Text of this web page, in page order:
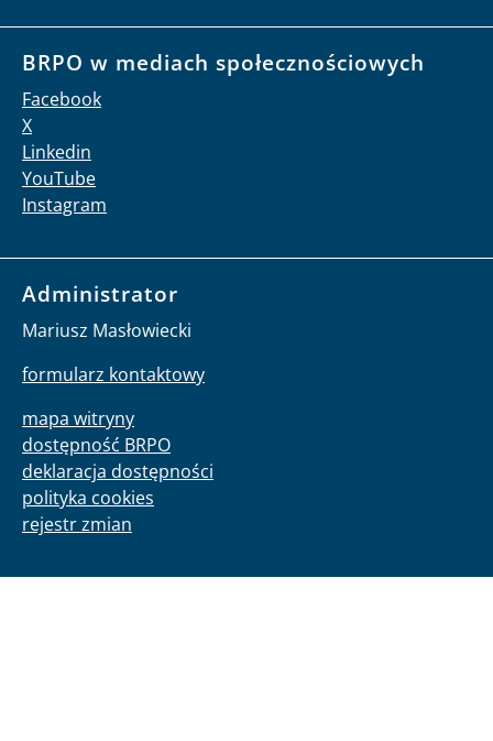
BRPO w mediach społecznościowych
Facebook
X
Linkedin
YouTube
Instagram
Administrator
Mariusz Masłowiecki
formularz kontaktowy
mapa witryny
dostępność BRPO
deklaracja dostępności
polityka cookies
rejestr zmian